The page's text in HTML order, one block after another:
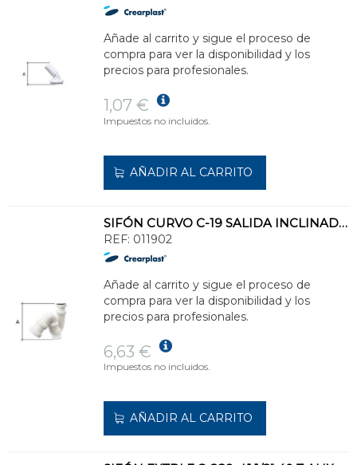
Añade al carrito y sigue el proceso de
compra para ver la disponibilidad y los
precios para profesionales.
1,07 €
Impuestos no incluidos.
AÑADIR AL CARRITO
SIFÓN CURVO C-19 SALIDA INCLINADA DIÁMETRO 1.1/2" 40 CON RACORD
REF: 011902
Añade al carrito y sigue el proceso de
compra para ver la disponibilidad y los
precios para profesionales.
6,63 €
Impuestos no incluidos.
AÑADIR AL CARRITO